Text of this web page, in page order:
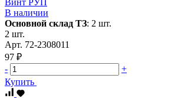
В наличии
Основной склад ТЗ: 2 шт.
2 шт.
Арт. 72-2308011
97 ₽
-
+
Купить